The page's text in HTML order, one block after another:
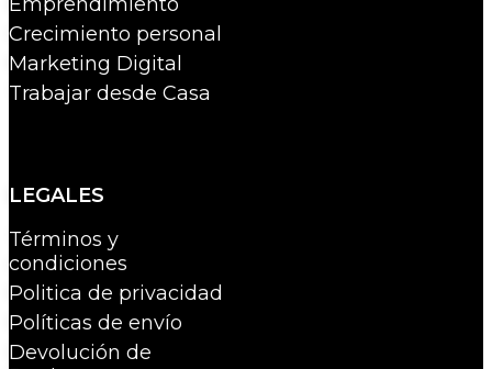
Crecimiento personal
Marketing Digital
Trabajar desde Casa
LEGALES
Términos y
condiciones
Politica de privacidad
Políticas de envío
Devolución de